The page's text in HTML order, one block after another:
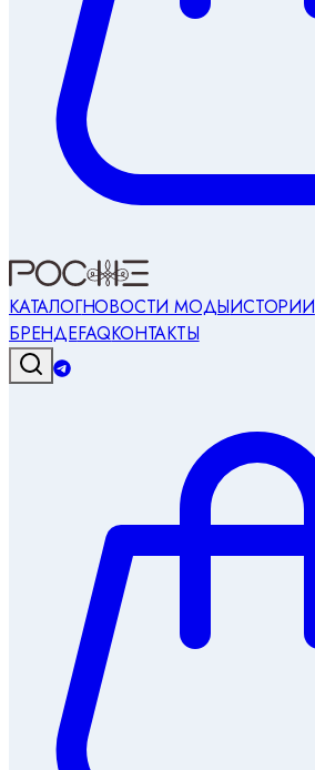
КАТАЛОГНОВОСТИ МОДЫИСТОРИИ
БРЕНДЕFAQКОНТАКТЫ